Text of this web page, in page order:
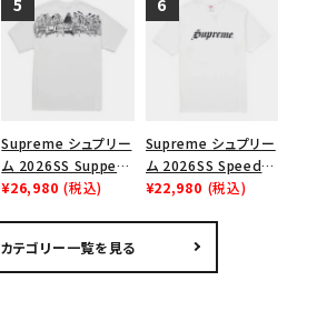
イヤーリリーフボック
スロゴTシャツ ホワ
Supreme シュプリー
ム 2026SS Supper
Tee サパーTシャツ
¥26,980 (税込)
Supreme シュプリー
ム 2026SS Speed
Tee スピードTシャツ
¥22,980 (税込)
カテゴリー一覧を見る